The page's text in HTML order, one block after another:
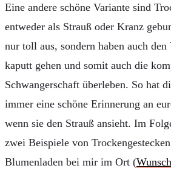
Eine andere schöne Variante sind
entweder als Strauß oder Kranz
nur toll aus, sondern haben auch
kaputt gehen und somit auch die
Schwangerschaft überleben. So hat
immer eine schöne Erinnerung an
wenn sie den Strauß ansieht. Im
zwei Beispiele von
Blumenladen bei mir im Ort (